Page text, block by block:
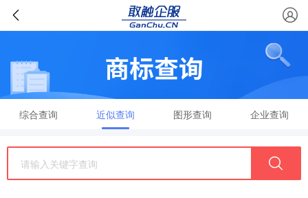
综合查询 近似查询 图形查询 企业查询